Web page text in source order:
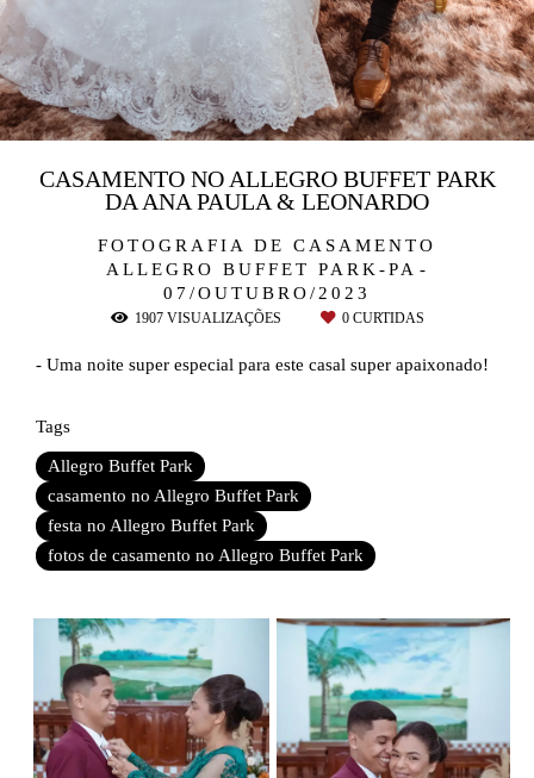
FOTOGRAFIA DE CASAMENTO
ALLEGRO BUFFET PARK-PA
07/OUTUBRO/2023
CASAMENTO NO ALLEGRO BUFFET PARK
DA ANA PAULA & LEONARDO
1907VISUALIZAÇÕES 0CURTIDAS
- Uma noite super especial para este casal super apaixonado!
Tags
Allegro Buffet Park
casamento no Allegro Buffet Park
festa no Allegro Buffet Park
fotos de casamento no Allegro Buffet Park